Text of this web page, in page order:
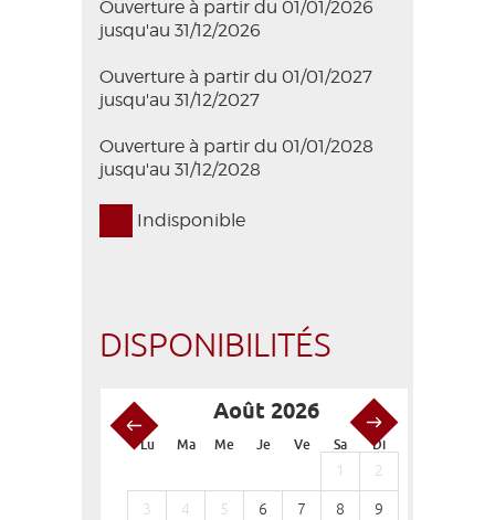
Ouverture à partir du 01/01/2026
jusqu'au 31/12/2026
Ouverture à partir du 01/01/2027
jusqu'au 31/12/2027
Ouverture à partir du 01/01/2028
jusqu'au 31/12/2028
Indisponible
DISPONIBILITÉS
Août 2026
Lu Ma Me Je Ve Sa Di
1 2
3 4 5 6 7 8 9